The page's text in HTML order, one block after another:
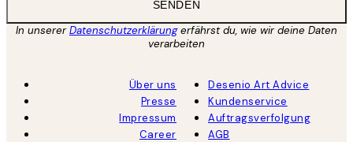
SENDEN
In unsererDatenschutzerklärungerfährst du, wie wir deine Daten
verarbeiten
Über uns
Presse
Impressum
Career
Desenio Art Advice
Kundenservice
Auftragsverfolgung
AGB